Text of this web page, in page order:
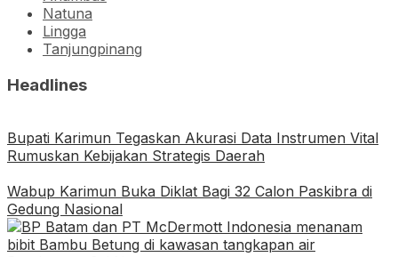
Natuna
Lingga
Tanjungpinang
Headlines
Bupati Karimun Tegaskan Akurasi Data Instrumen Vital
Rumuskan Kebijakan Strategis Daerah
Wabup Karimun Buka Diklat Bagi 32 Calon Paskibra di
Gedung Nasional